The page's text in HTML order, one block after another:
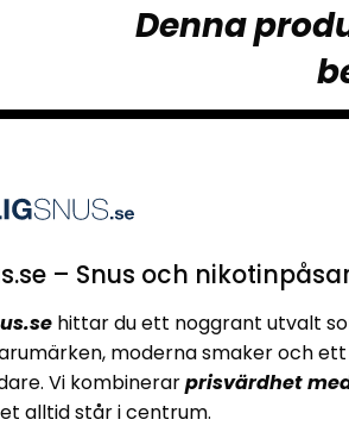
Denna
– Snus och
hittar du ett noggrant utvalt
moderna smaker och
Vi kombinerarprisvärdhet
alltid står i centrum.